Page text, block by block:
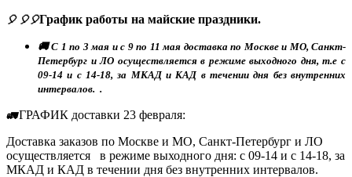
🎈 🎈🎈График работы на майские праздники.
🚚 С 1 по 3 мая и с 9 по 11 мая доставка по Москве и МО, Санкт-
Петербург и ЛО осуществляется в режиме выходного дня, т.е с
09-14 и с 14-18, за МКАД и КАД в течении дня без внутренних
интервалов. .
🚛ГРАФИК доставки 23 февраля:
Доставка заказов по Москве и МО, Санкт-Петербург и ЛО
осуществляется в режиме выходного дня: с 09-14 и с 14-18, за
МКАД и КАД в течении дня без внутренних интервалов.